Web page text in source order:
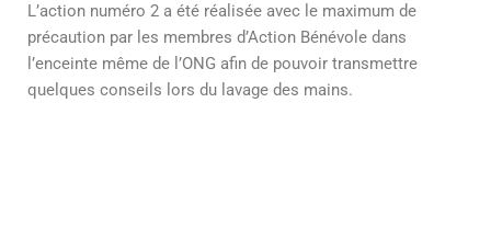
L’action numéro 2 a été réalisée avec le maximum de
précaution par les membres d’Action Bénévole dans
l’enceinte même de l’ONG afin de pouvoir transmettre
quelques conseils lors du lavage des mains.